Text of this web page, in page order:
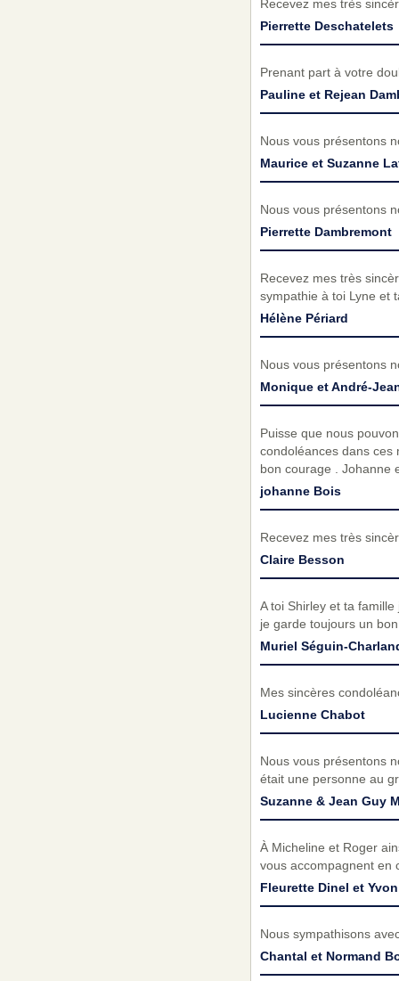
Recevez mes très
Pierrette Deschatelets
Prenant part à votre
Pauline et Rejean
Nous vous présentons
Maurice et Suzanne
Nous vous présentons
Pierrette Dambremont
Recevez mes très
sympathie à toi Lyne et
Hélène Périard
Nous vous présentons
Monique et André-
Puisse que nous
condoléances dans ces
bon courage . Johanne
johanne Bois
Recevez mes très
Claire Besson
A toi Shirley et ta
je garde toujours un
Muriel Séguin-
Mes sincères
Lucienne Chabot
Nous vous présentons
était une personne au
Suzanne & Jean Guy
À Micheline et Roger
vous accompagnent en
Fleurette Dinel et
Nous sympathisons
Chantal et Normand